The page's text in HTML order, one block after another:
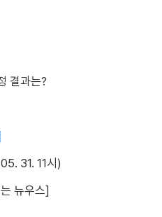
결과는?
31. 11시)
뉴우스]